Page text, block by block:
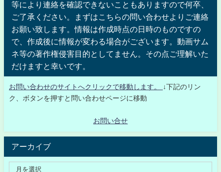
等により連絡を確認できないこともありますので何卒、
ご了承ください。まずはこちらの問い合わせよりご連絡
お願い致します。情報は作成時点の日時のものですの
で、作成後に情報が変わる場合がございます。動画サム
ネ等の著作権侵害目的としてません。その点ご理解いた
だけますと幸いです。
お問い合わせのサイトへクリックで移動します。
↓下記のリン
ク、ボタンを押すと問い合わせページに移動
お問い合せ
アーカイブ